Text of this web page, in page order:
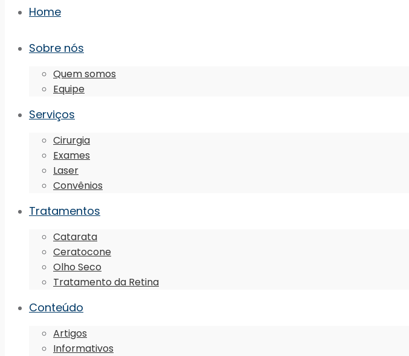
Home
Sobre nós
Quem somos
Equipe
Serviços
Cirurgia
Exames
Laser
Convênios
Tratamentos
Catarata
Ceratocone
Olho Seco
Tratamento da Retina
Conteúdo
Artigos
Informativos